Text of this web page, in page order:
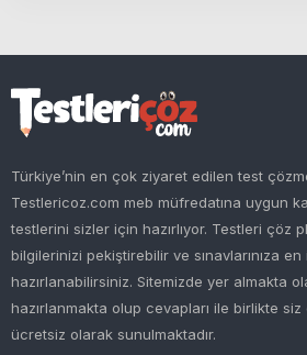
Türkiye’nin en çok ziyaret edilen test
Testlericoz.com meb müfredatına uygun
testlerini sizler için hazırlıyor. Testleri çöz
bilgilerinizi pekiştirebilir ve sınavlarınıza
hazırlanabilirsiniz. Sitemizde yer almakta
hazırlanmakta olup cevapları ile birlikte
ücretsiz olarak sunulmaktadır.